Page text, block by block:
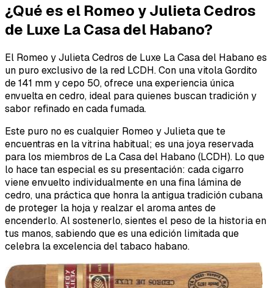
¿Qué es el Romeo y Julieta Cedros
de Luxe La Casa del Habano?
El Romeo y Julieta Cedros de Luxe La Casa del Habano es
un puro exclusivo de la red LCDH. Con una vitola Gordito
de 141 mm y cepo 50, ofrece una experiencia única
envuelta en cedro, ideal para quienes buscan tradición y
sabor refinado en cada fumada.
Este puro no es cualquier Romeo y Julieta que te
encuentras en la vitrina habitual; es una joya reservada
para los miembros de La Casa del Habano (LCDH). Lo que
lo hace tan especial es su presentación: cada cigarro
viene envuelto individualmente en una fina lámina de
cedro, una práctica que honra la antigua tradición cubana
de proteger la hoja y realzar el aroma antes de
encenderlo. Al sostenerlo, sientes el peso de la historia en
tus manos, sabiendo que es una edición limitada que
celebra la excelencia del tabaco habano.